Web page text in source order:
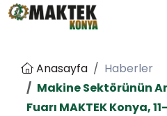
Anasayfa
Haberler
Makine Sektörünün
Fuarı MAKTEK Konya,